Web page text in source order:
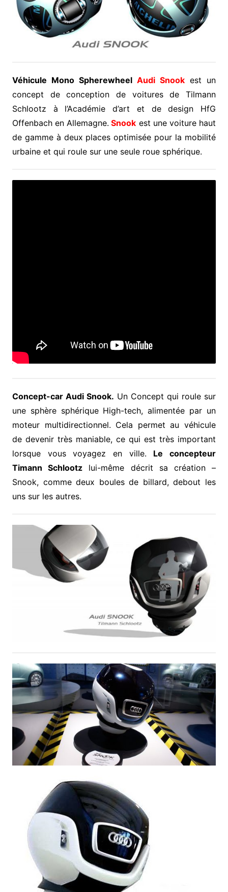
Véhicule Mono Spherewheel Audi Snook est un
concept de conception de voitures de Tilmann
Schlootz à l’Académie d’art et de design HfG
Offenbach en Allemagne. Snook est une voiture haut
de gamme à deux places optimisée pour la mobilité
urbaine et qui roule sur une seule roue sphérique.
Concept-car Audi Snook. Un Concept qui roule sur
une sphère sphérique High-tech, alimentée par un
moteur multidirectionnel. Cela permet au véhicule
de devenir très maniable, ce qui est très important
lorsque vous voyagez en ville. Le concepteur
Timann Schlootz lui-même décrit sa création –
Snook, comme deux boules de billard, debout les
uns sur les autres.